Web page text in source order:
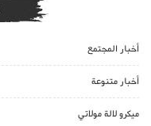
أخبار المجتمع
أخبار متنوعة
ميكرو لالة مولاتي